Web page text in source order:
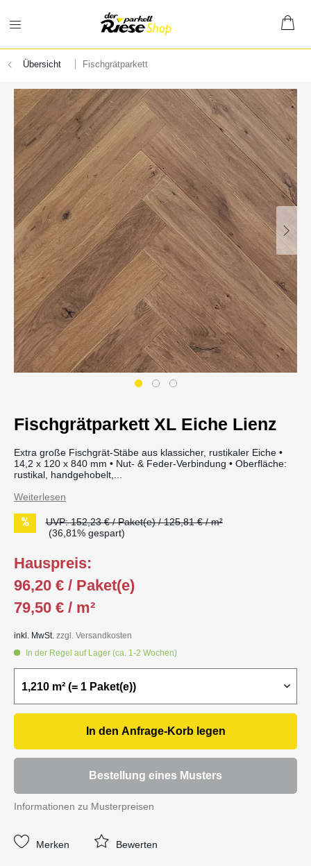
Übersicht Fischgrätparkett
Fischgrätparkett XL Eiche Lienz
Extra große Fischgrät-Stäbe aus klassicher, rustikaler Eiche •
14,2 x 120 x 840 mm • Nut- & Feder-Verbindung • Oberfläche:
rustikal, handgehobelt,...
Weiterlesen
UVP: 152,23 € / Paket(e) / 125,81 € / m²
(36,81% gespart)
Hauspreis:
96,20 € / Paket(e)
79,50 € / m²
inkl. MwSt. zzgl. Versandkosten
In der Regel auf Lager (ca. 1-2 Wochen)
In den Anfrage-Korblegen
Bestellung eines Musters
Informationen zu Musterpreisen
Merken Bewerten